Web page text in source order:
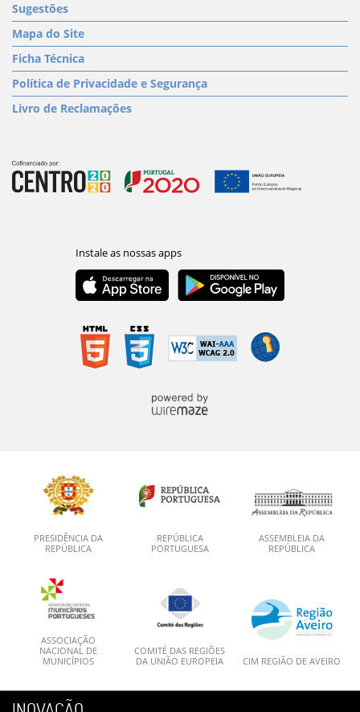
Sugestões
Mapa do Site
Ficha Técnica
Política de Privacidade e Segurança
Livro de Reclamações
PRESIDÊNCIA DA
REPÚBLICA
REPÚBLICA
PORTUGUESA
ASSEMBLEIA DA
REPÚBLICA
ASSOCIAÇÃO
NACIONAL DE
MUNICÍPIOS
COMITÉ DAS REGIÕES
DA UNIÃO EUROPEIA
CIM REGIÃO DE AVEIRO